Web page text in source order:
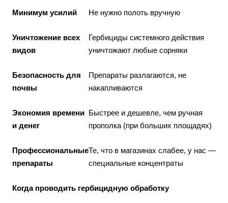
Минимум усилий Не нужно полоть вручную
Уничтожение всех
видов
Гербициды системного действия
уничтожают любые сорняки
Безопасность для
почвы
Препараты разлагаются, не
накапливаются
Экономия времени
и денег
Быстрее и дешевле, чем ручная
прополка (при больших площадях)
Профессиональные
препараты
Те, что в магазинах слабее, у нас —
специальные концентраты
Когда проводить гербицидную обработку